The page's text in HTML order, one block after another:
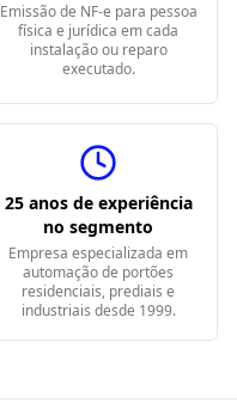
Emissão de NF-e para pessoa
física e jurídica em cada
instalação ou reparo
executado.
25 anos de experiência
no segmento
Empresa especializada em
automação de portões
residenciais, prediais e
industriais desde 1999.